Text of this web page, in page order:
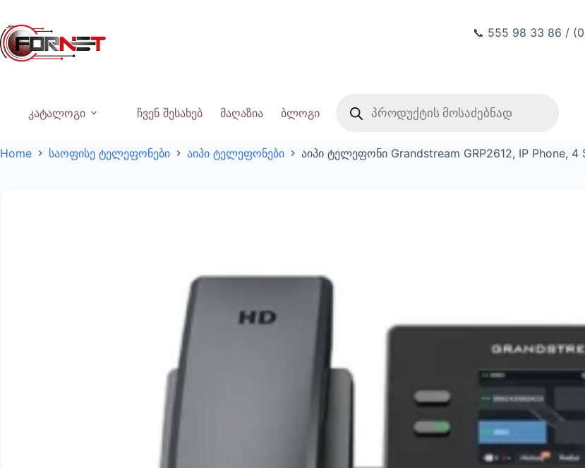
content
📞 555 98 33 86 /
კატალოგი ჩვენ შესახებ მაღაზია ბლოგი
search
Home საოფისე ტელეფონები აიპი ტელეფონები აიპი ტელეფონი Grandstream GRP2612, IP Phone, 4